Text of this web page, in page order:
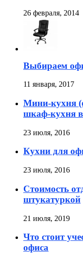
26 февраля, 2014
Выбираем
11 января, 2017
Мини-кухня
шкаф-кухня
23 июля, 2016
Кухни для
23 июля, 2016
Стоимость
штукатуркой
21 июля, 2019
Что стоит
офиса